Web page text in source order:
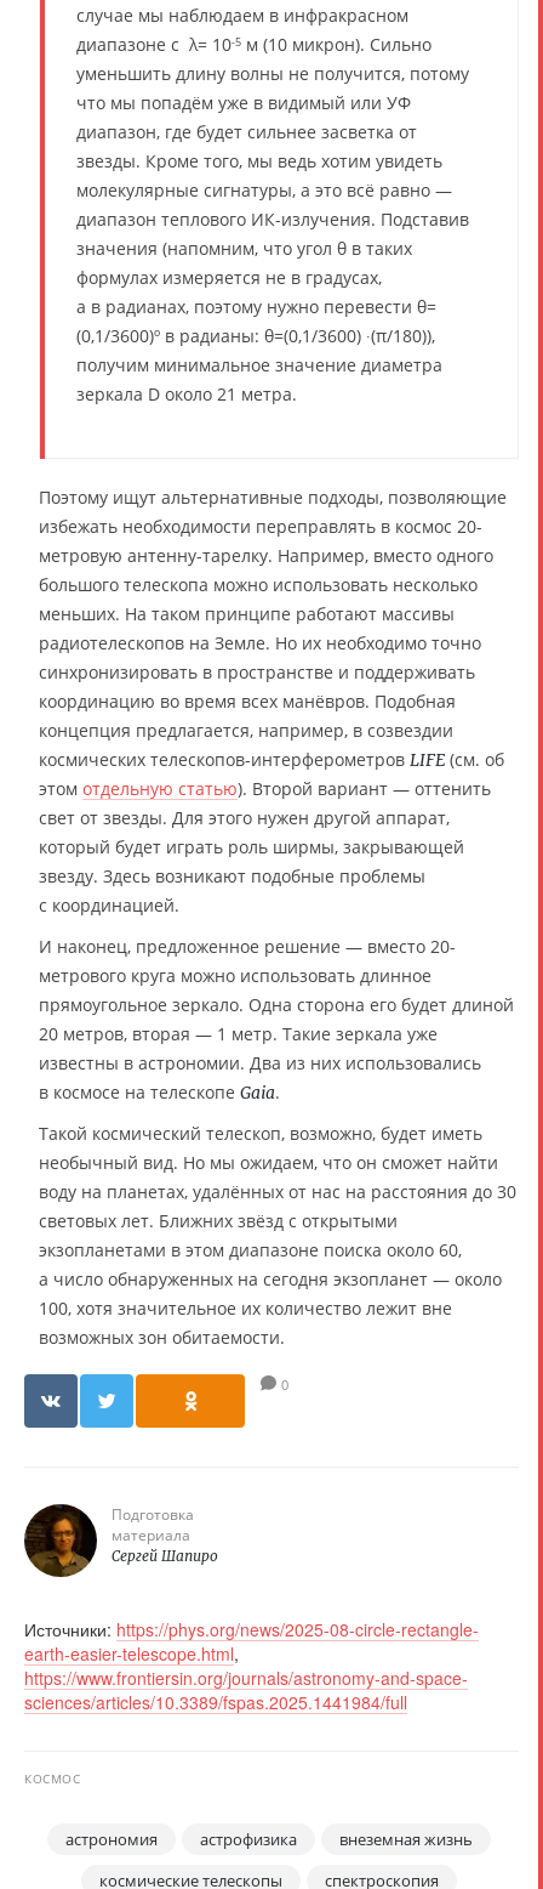
случае мы наблюдаем в инфракрасном
диапазоне с λ= 10-5 м (10 микрон). Сильно
уменьшить длину волны не получится, потому
что мы попадём уже в видимый или УФ
диапазон, где будет сильнее засветка от
звезды. Кроме того, мы ведь хотим увидеть
молекулярные сигнатуры, а это всё равно —
диапазон теплового ИК-излучения. Подставив
значения (напомним, что угол θ в таких
формулах измеряется не в градусах,
а в радианах, поэтому нужно перевести θ=
(0,1/3600)º в радианы: θ=(0,1/3600) ∙(π/180)),
получим минимальное значение диаметра
зеркала D около 21 метра.
Поэтому ищут альтернативные подходы, позволяющие
избежать необходимости переправлять в космос 20-
метровую антенну-тарелку. Например, вместо одного
большого телескопа можно использовать несколько
меньших. На таком принципе работают массивы
радиотелескопов на Земле. Но их необходимо точно
синхронизировать в пространстве и поддерживать
координацию во время всех манёвров. Подобная
концепция предлагается, например, в созвездии
космических телескопов-интерферометров LIFE (см. об
этом отдельную статью). Второй вариант — оттенить
свет от звезды. Для этого нужен другой аппарат,
который будет играть роль ширмы, закрывающей
звезду. Здесь возникают подобные проблемы
с координацией.
И наконец, предложенное решение — вместо 20-
метрового круга можно использовать длинное
прямоугольное зеркало. Одна сторона его будет длиной
20 метров, вторая — 1 метр. Такие зеркала уже
известны в астрономии. Два из них использовались
в космосе на телескопе Gaia.
Такой космический телескоп, возможно, будет иметь
необычный вид. Но мы ожидаем, что он сможет найти
воду на планетах, удалённых от нас на расстояния до 30
световых лет. Ближних звёзд с открытыми
экзопланетами в этом диапазоне поиска около 60,
а число обнаруженных на сегодня экзопланет — около
100, хотя значительное их количество лежит вне
возможных зон обитаемости.
0
Подготовка
материала
Сергей Шапиро
Источники: https://phys.org/news/2025-08-circle-rectangle-
earth-easier-telescope.html,
https://www.frontiersin.org/journals/astronomy-and-space-
sciences/articles/10.3389/fspas.2025.1441984/full
КОСМОС
астрономия астрофизика
внеземная жизнь
космические телескопы
спектроскопия